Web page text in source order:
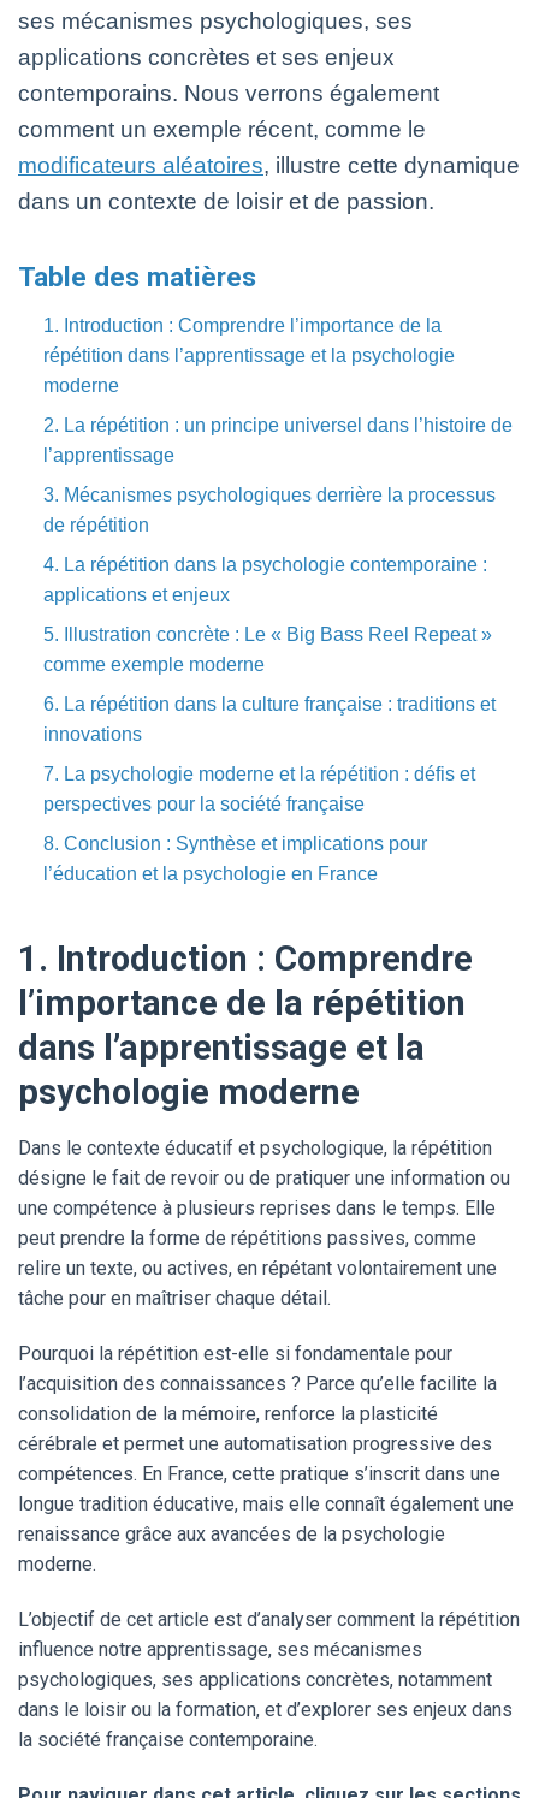
ses mécanismes psychologiques, ses
applications concrètes et ses enjeux
contemporains. Nous verrons également
comment un exemple récent, comme le
modificateurs aléatoires, illustre cette dynamique
dans un contexte de loisir et de passion.
Table des matières
1. Introduction : Comprendre l’importance de la
répétition dans l’apprentissage et la psychologie
moderne
2. La répétition : un principe universel dans l’histoire de
l’apprentissage
3. Mécanismes psychologiques derrière la processus
de répétition
4. La répétition dans la psychologie contemporaine :
applications et enjeux
5. Illustration concrète : Le « Big Bass Reel Repeat »
comme exemple moderne
6. La répétition dans la culture française : traditions et
innovations
7. La psychologie moderne et la répétition : défis et
perspectives pour la société française
8. Conclusion : Synthèse et implications pour
l’éducation et la psychologie en France
1. Introduction : Comprendre
l’importance de la répétition
dans l’apprentissage et la
psychologie moderne
Dans le contexte éducatif et psychologique, la répétition
désigne le fait de revoir ou de pratiquer une information ou
une compétence à plusieurs reprises dans le temps. Elle
peut prendre la forme de répétitions passives, comme
relire un texte, ou actives, en répétant volontairement une
tâche pour en maîtriser chaque détail.
Pourquoi la répétition est-elle si fondamentale pour
l’acquisition des connaissances ? Parce qu’elle facilite la
consolidation de la mémoire, renforce la plasticité
cérébrale et permet une automatisation progressive des
compétences. En France, cette pratique s’inscrit dans une
longue tradition éducative, mais elle connaît également une
renaissance grâce aux avancées de la psychologie
moderne.
L’objectif de cet article est d’analyser comment la répétition
influence notre apprentissage, ses mécanismes
psychologiques, ses applications concrètes, notamment
dans le loisir ou la formation, et d’explorer ses enjeux dans
la société française contemporaine.